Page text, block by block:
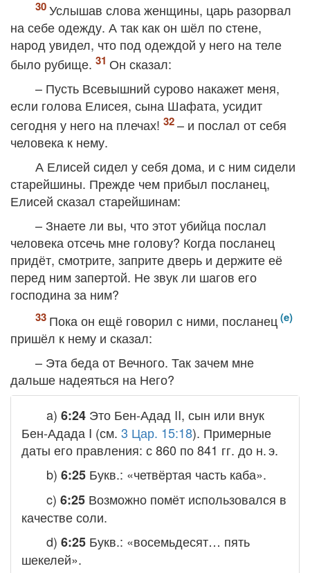
Услышав слова женщины, царь разорвал
на себе одежду. А так как он шёл по стене,
народ увидел, что под одеждой у него на теле
было рубище.
Он сказал:
– Пусть Всевышний сурово накажет меня,
если голова Елисея, сына Шафата, усидит
сегодня у него на плечах!
– и послал от себя
человека к нему.
А Елисей сидел у себя дома, и с ним сидели
старейшины. Прежде чем прибыл посланец,
Елисей сказал старейшинам:
– Знаете ли вы, что этот убийца послал
человека отсечь мне голову? Когда посланец
придёт, смотрите, заприте дверь и держите её
перед ним запертой. Не звук ли шагов его
господина за ним?
Пока он ещё говорил с ними, посланец
пришёл к нему и сказал:
– Эта беда от Вечного. Так зачем мне
дальше надеяться на Него?
a) 6:24 Это Бен-Адад II, сын или внук
Бен-Адада I (см. 3 Цар. 15:18). Примерные
даты его правления: с 860 по 841 гг. до н. э.
b) 6:25 Букв.: «четвёртая часть каба».
c) 6:25 Возможно помёт использовался в
качестве соли.
d) 6:25 Букв.: «восемьдесят… пять
шекелей».